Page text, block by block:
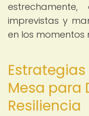
imprevistas y
en los momentos
Mesa para
Resiliencia